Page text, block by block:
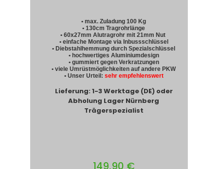
• max. Zuladung 100 Kg
• 130cm Tragrohrlänge
• 60x27mm Alutragrohr mit 21mm Nut
• einfache Montage via Inbussschlüssel
• Diebstahlhemmung durch Spezialschlüssel
• hochwertiges Aluminiumdesign
• gummiert gegen Verkratzungen
• viele Umrüstmöglichkeiten auf andere PKW
• Unser Urteil: sehr empfehlenswert
Lieferung: 1-3 Werktage (DE) oder
Abholung Lager Nürnberg
Trägerspezialist
149,90 €